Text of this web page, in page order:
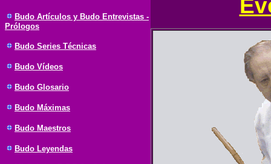
Budo Artículos y Budo Entrevistas -
Prólogos
Budo Series Técnicas
Budo Vídeos
Budo Glosario
Budo Máximas
Budo Maestros
Budo Leyendas